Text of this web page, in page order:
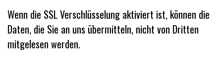
Wenn die SSL Verschlüsselung aktiviert ist, können die
Daten, die Sie an uns übermitteln, nicht von Dritten
mitgelesen werden.